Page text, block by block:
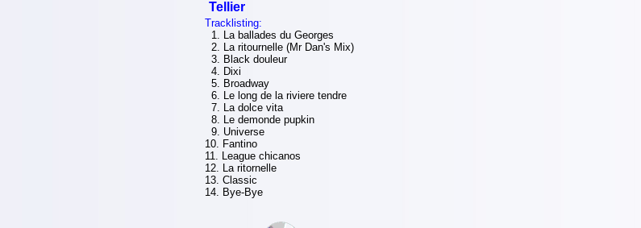
Tracklisting:
1. La ballades du Georges
2. La ritournelle (Mr Dan's Mix)
3. Black douleur
4. Dixi
5. Broadway
6. Le long de la riviere tendre
7. La dolce vita
8. Le demonde pupkin
9. Universe
10. Fantino
11. League chicanos
12. La ritornelle
13. Classic
14. Bye-Bye